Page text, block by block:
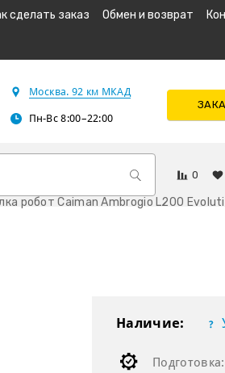
сделать заказ Обмен и возврат
Москва. 92 км МКАД
Пн-Вс 8:00–22:00
0
робот Caiman Ambrogio L200
Наличие:
Подготовка: